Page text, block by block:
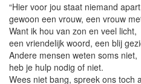
“Hier voor jou staat niemand
gewoon een vrouw, een vrouw
Want ik hou van zon en veel licht,
een vriendelijk woord, een blij
Andere mensen weten soms niet,
heb je hulp nodig of niet.
Wees niet bang, spreek ons toch